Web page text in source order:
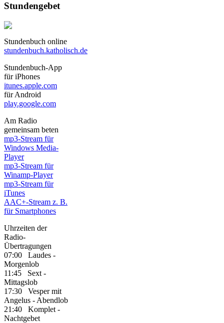
Stundengebet
Stundenbuch online
stundenbuch.katholisch.de
Stundenbuch-App
für iPhones
itunes.apple.com
für Android
play.google.com
Am Radio
gemeinsam beten
mp3-Stream für
Windows Media-
Player
mp3-Stream für
Winamp-Player
mp3-Stream für
iTunes
AAC+-Stream z. B.
für Smartphones
Uhrzeiten der
Radio-
Übertragungen
07:00 Laudes -
Morgenlob
11:45 Sext -
Mittagslob
17:30 Vesper mit
Angelus - Abendlob
21:40 Komplet -
Nachtgebet